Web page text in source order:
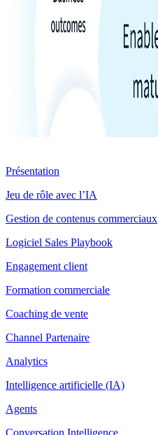
Présentation
Jeu de rôle avec l’IA
Gestion de contenus commerciaux
Logiciel Sales Playbook
Engagement client
Formation commerciale
Coaching de vente
Channel Partenaire
Analytics
Intelligence artificielle (IA)
Agents